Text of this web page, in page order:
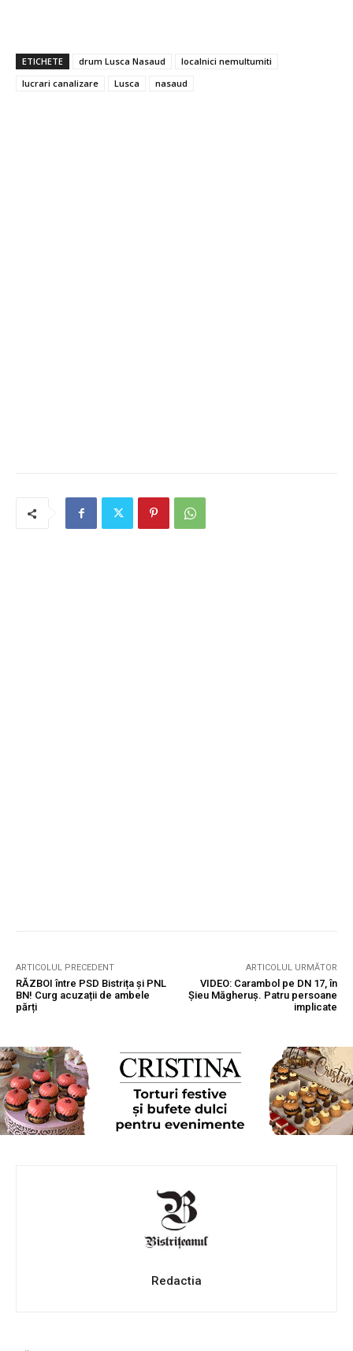
ETICHETE drum Lusca Nasaud
localnici nemultumiti
lucrari canalizare
Lusca nasaud
ARTICOLUL PRECEDENT
RĂZBOI între PSD Bistrița și PNL
BN! Curg acuzații de ambele
părți
ARTICOLUL URMĂTOR
VIDEO: Carambol pe DN 17, în
Șieu Măgheruș. Patru persoane
implicate
Redactia